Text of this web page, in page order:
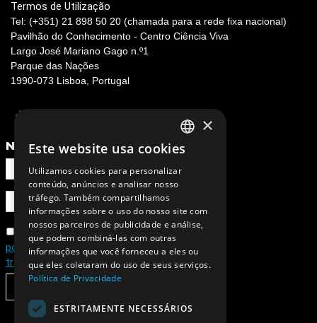
Termos de Utilização
Tel: (+351) 21 898 50 20 (chamada para a rede fixa nacional)
Pavilhão do Conhecimento - Centro Ciência Viva
Largo José Mariano Gago n.º1
Parque das Nações
1990-073 Lisboa, Portugal
NEWSLETTER
Concordo com a
política de privacidade e de
tratamento de dados pessoais
PORTUGUESE
ENGLISH
×
Este website usa cookies
Utilizamos cookies para personalizar
conteúdo, anúncios e analisar nosso
tráfego. Também compartilhamos
informações sobre o uso do nosso site com
nossos parceiros de publicidade e análise,
que podem combiná-las com outras
informações que você forneceu a eles ou
que eles coletaram do uso de seus serviços.
Política de Privacidade
ESTRITAMENTE NECESSÁRIOS